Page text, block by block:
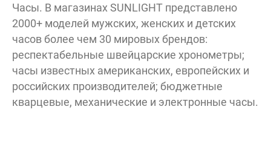
Часы. В магазинах SUNLIGHT представлено
2000+ моделей мужских, женских и детских
часов более чем 30 мировых брендов:
респектабельные швейцарские хронометры;
часы известных американских, европейских и
российских производителей; бюджетные
кварцевые, механические и электронные часы.